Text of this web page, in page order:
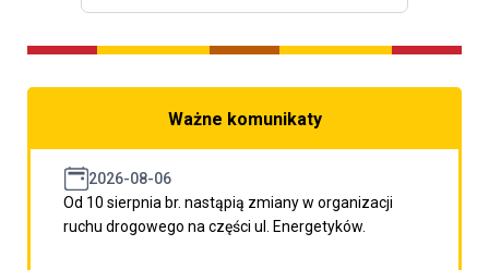
Ważne komunikaty
2026-08-06
Od 10 sierpnia br. nastąpią zmiany w organizacji
ruchu drogowego na części ul. Energetyków.